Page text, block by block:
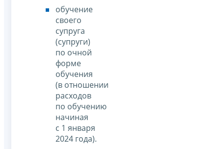
обучение
своего
супруга
(супруги)
по очной
форме
обучения
(в отношении
расходов
по обучению
начиная
с 1 января
2024 года).